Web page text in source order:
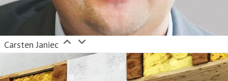
Carsten Janiec